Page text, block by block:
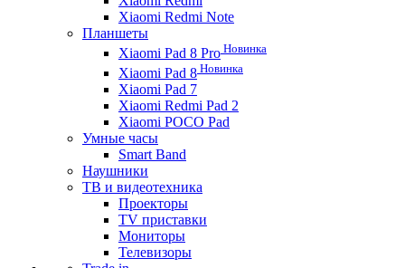
Xiaomi Redmi Note
Планшеты
Xiaomi Pad 8 Pro Новинка
Xiaomi Pad 8 Новинка
Xiaomi Pad 7
Xiaomi Redmi Pad 2
Xiaomi POCO Pad
Умные часы
Smart Band
Наушники
ТВ и видеотехника
Проекторы
TV приставки
Мониторы
Телевизоры